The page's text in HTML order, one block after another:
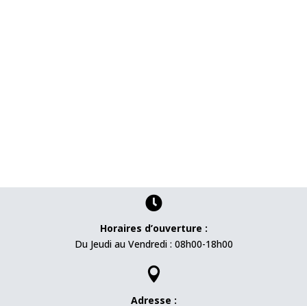

Horaires d’ouverture :
Du Jeudi au Vendredi : 08h00-18h00

Adresse :